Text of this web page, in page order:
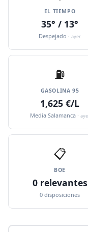
EL TIEMPO
35° / 13°
Despejado · ayer
⛽️
GASOLINA 95
1,625 €/L
Media Salamanca ·
📋
BOE
0 relevantes
0 disposiciones